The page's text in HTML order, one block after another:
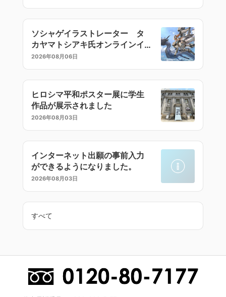
ソシャゲイラストレーター タ
カヤマトシアキ氏オンラインイ
ラストセミナー
2026年08月06日
ヒロシマ平和ポスター展に学生
作品が展示されました
2026年08月03日
インターネット出願の事前入力
ができるようになりました。
2026年08月03日
すべて